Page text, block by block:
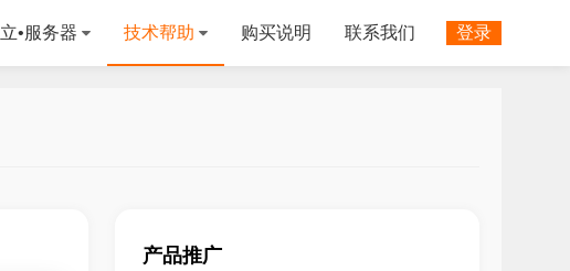
登录
•服务器 技术帮助 购买说明 联系我们
产品推广